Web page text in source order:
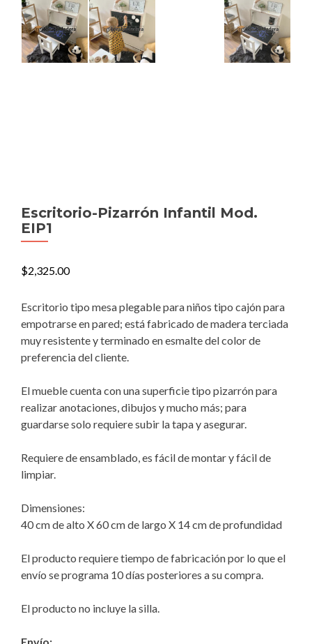
Escritorio-Pizarrón Infantil Mod.
EIP1
$2,325.00
Escritorio tipo mesa plegable para niños tipo cajón para
empotrarse en pared; está fabricado de madera terciada
muy resistente y terminado en esmalte del color de
preferencia del cliente.
El mueble cuenta con una superficie tipo pizarrón para
realizar anotaciones, dibujos y mucho más; para
guardarse solo requiere subir la tapa y asegurar.
Requiere de ensamblado, es fácil de montar y fácil de
limpiar.
Dimensiones:
40 cm de alto X 60 cm de largo X 14 cm de profundidad
El producto requiere tiempo de fabricación por lo que el
envío se programa 10 días posteriores a su compra.
El producto no incluye la silla.